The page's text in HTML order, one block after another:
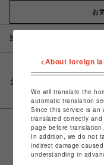
お
注意事項
シェアする
<About foreign
We will translate the
automatic translation
Since this service is an
translated correctly
page before translation.
In addition, we do not
indirect damage
understanding in